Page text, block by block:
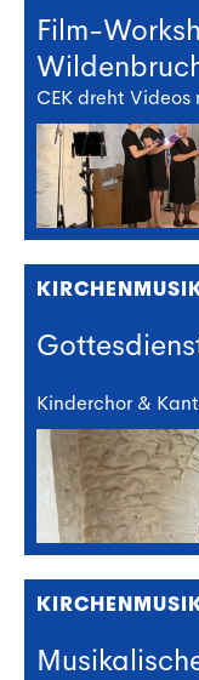
Film-
CEK dreht
Kinderchor &